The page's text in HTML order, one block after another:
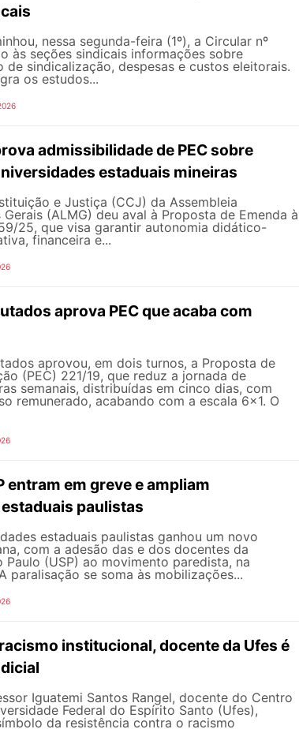
nessa segunda-feira (1º), a Circular nº
às seções sindicais informações sobre
de sindicalização, despesas e custos eleitorais.
os estudos...
admissibilidade de PEC sobre
estaduais mineiras
e Justiça (CCJ) da Assembleia
(ALMG) deu aval à Proposta de Emenda à
25, que visa garantir autonomia didático-
financeira e...
aprova PEC que acaba com
aprovou, em dois turnos, a Proposta de
(PEC) 221/19, que reduz a jornada de
semanais, distribuídas em cinco dias, com
remunerado, acabando com a escala 6x1. O
entram em greve e ampliam
paulistas
estaduais paulistas ganhou um novo
com a adesão das e dos docentes da
Paulo (USP) ao movimento paredista, na
paralisação se soma às mobilizações...
institucional, docente da Ufes é
Iguatemi Santos Rangel, docente do Centro
Federal do Espírito Santo (Ufes),
da resistência contra o racismo